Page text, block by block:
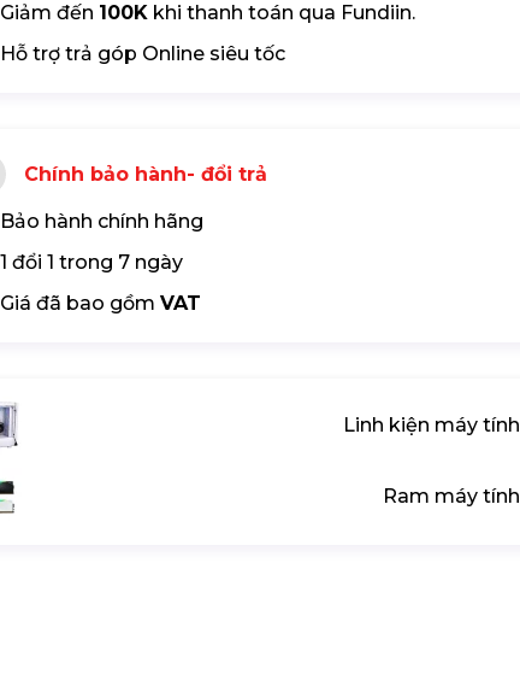
Giảm đến 100K khi thanh toán qua Fundiin.
Hỗ trợ trả góp Online siêu tốc
Chính bảo hành- đổi trả
Bảo hành chính hãng
1 đổi 1 trong 7 ngày
Giá đã bao gồm VAT
Linh kiện máy tính
Ram máy tính